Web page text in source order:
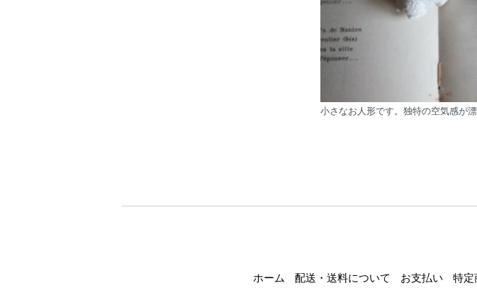
小さなお人形です。独特の空気感が漂
ホーム 配送・送料について お支払い 特定